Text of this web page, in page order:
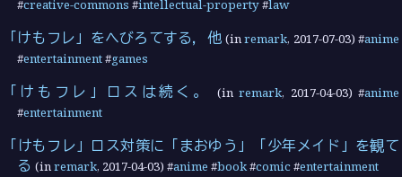
#creative-commons #intellectual-property#law
「けもフレ」をへびろてする，他 (inremark, 2017-07-03) #anime
#entertainment#games
「けもフレ」ロスは続く。 (inremark, 2017-04-03) #anime
#entertainment
「けもフレ」ロス対策に「まおゆう」「少年メイド」を観て
る (inremark, 2017-04-03) #anime #book#comic#entertainment